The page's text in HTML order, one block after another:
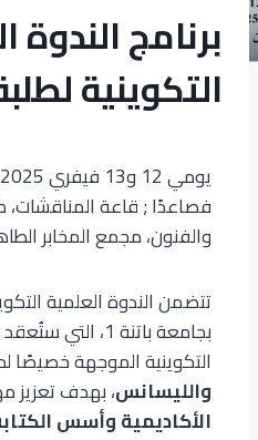
برنامج الندوة
التكوينية
فصاعدًا ; قاعة المناقشات،
والفنون، مجمع المخابر
تتضمن الندوة العلمية
بجامعة باتنة 1،
التكوينية الموجهة خصيصًا
والليسانس، بهدف تعزيز
الأكاديمية وأسس